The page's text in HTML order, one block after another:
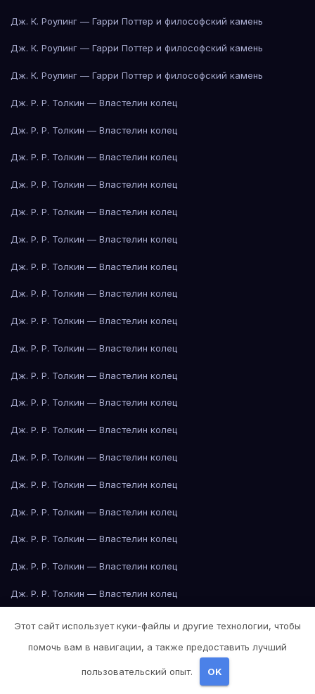
Дж. К. Роулинг — Гарри Поттер и философский камень
Дж. К. Роулинг — Гарри Поттер и философский камень
Дж. К. Роулинг — Гарри Поттер и философский камень
Дж. Р. Р. Толкин — Властелин колец
Дж. Р. Р. Толкин — Властелин колец
Дж. Р. Р. Толкин — Властелин колец
Дж. Р. Р. Толкин — Властелин колец
Дж. Р. Р. Толкин — Властелин колец
Дж. Р. Р. Толкин — Властелин колец
Дж. Р. Р. Толкин — Властелин колец
Дж. Р. Р. Толкин — Властелин колец
Дж. Р. Р. Толкин — Властелин колец
Дж. Р. Р. Толкин — Властелин колец
Дж. Р. Р. Толкин — Властелин колец
Дж. Р. Р. Толкин — Властелин колец
Дж. Р. Р. Толкин — Властелин колец
Дж. Р. Р. Толкин — Властелин колец
Дж. Р. Р. Толкин — Властелин колец
Дж. Р. Р. Толкин — Властелин колец
Дж. Р. Р. Толкин — Властелин колец
Дж. Р. Р. Толкин — Властелин колец
Дж. Р. Р. Толкин — Властелин колец
Джейн Остин — Гордость и предубеждение
Джейн Остин — Гордость и предубеждение
Джейн Остин — Гордость и предубеждение
Этот сайт использует куки-файлы и другие технологии, чтобы
помочь вам в навигации, а также предоставить лучший
пользовательский опыт. OK